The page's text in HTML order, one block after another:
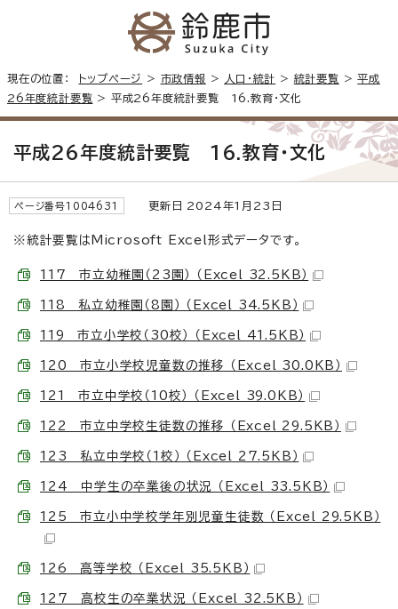
現在の位置： トップページ > 市政情報 > 人口・統計 > 統計要覧 >平成
26年度統計要覧 > 平成26年度統計要覧 16.教育・文化
平成26年度統計要覧 16.教育・文化
ページ番号1004631 更新日 2024年1月23日
※統計要覧はMicrosoft Excel形式データです。
117 市立幼稚園（23園） （Excel 32.5KB）
118 私立幼稚園（8園） （Excel 34.5KB）
119 市立小学校（30校） （Excel 41.5KB）
120 市立小学校児童数の推移 （Excel 30.0KB）
121 市立中学校（10校） （Excel 39.0KB）
122 市立中学校生徒数の推移 （Excel 29.5KB）
123 私立中学校（1校） （Excel 27.5KB）
124 中学生の卒業後の状況 （Excel 33.5KB）
125 市立小中学校学年別児童生徒数 （Excel 29.5KB）
126 高等学校 （Excel 35.5KB）
127 高校生の卒業状況 （Excel 32.5KB）